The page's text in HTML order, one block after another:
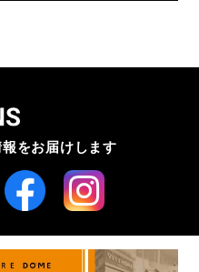
をお届けします